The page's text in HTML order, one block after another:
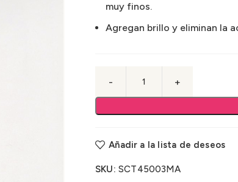
muy finos.
Agregan brillo y eliminan la
Añadir a la lista de deseos
SKU: SCT45003MA